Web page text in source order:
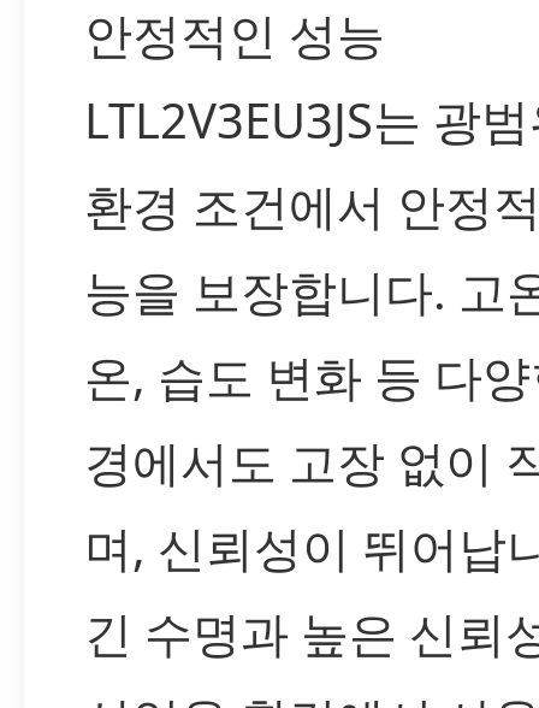
안정적인 성능
LTL2V3EU3JS는 광
환경 조건에서 안정
능을 보장합니다. 고
온, 습도 변화 등 다
경에서도 고장 없이
며, 신뢰성이 뛰어납
긴 수명과 높은 신뢰